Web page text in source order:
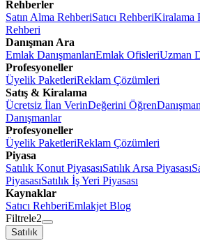
Rehberler
Satın Alma RehberiSatıcı RehberiKiralama
Rehberi
Danışman Ara
Emlak DanışmanlarıEmlak OfisleriUzman
Profesyoneller
Üyelik PaketleriReklam Çözümleri
Satış & Kiralama
Ücretsiz İlan VerinDeğerini Öğren
Danışmanlar
Profesyoneller
Üyelik PaketleriReklam Çözümleri
Piyasa
Satılık Konut PiyasasıSatılık Arsa Piyasası
PiyasasıSatılık İş Yeri Piyasası
Kaynaklar
Satıcı RehberiEmlakjet Blog
Filtrele2
Satılık